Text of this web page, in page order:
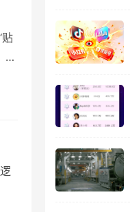
本